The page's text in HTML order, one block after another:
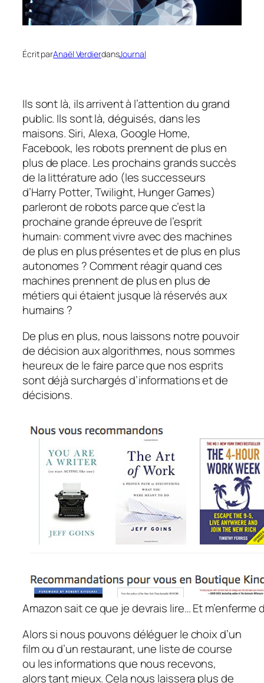
Écrit parAnaël VerdierdansJournal
Ils sont là, ils arrivent à l’attention du grand
public. Ils sont là, déguisés, dans les
maisons. Siri, Alexa, Google Home,
Facebook, les robots prennent de plus en
plus de place. Les prochains grands succès
de la littérature ado (les successeurs
d’Harry Potter,Twilight, Hunger Games)
parleront de robots parce que c’est la
prochaine grande épreuve de l’esprit
humain: comment vivre avec des machines
de plus en plus présentes et de plus en plus
autonomes ? Comment réagir quand ces
machines prennent de plus en plus de
métiers qui étaient jusque là réservés aux
humains ?
De plus en plus, nous laissons notre pouvoir
de décision aux algorithmes, nous sommes
heureux de le faire parce que nos esprits
sont déjà surchargés d’informations et de
décisions.
Amazon sait ce que je devrais lire… Et m’enferme
Alors si nous pouvons déléguer le choix d’un
film ou d’un restaurant, une liste de course
ou les informations que nous recevons,
alors tant mieux. Cela nous laissera plus de